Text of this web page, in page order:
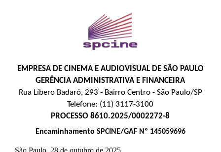
EMPRESA DE CINEMA E AUDIOVISUAL DE SÃO PAULO
GERÊNCIA ADMINISTRATIVA E FINANCEIRA
Rua Líbero Badaró, 293 - Bairro Centro - São Paulo/SP
Telefone: (11) 3117-3100
PROCESSO 8610.2025/0002272-8
Encaminhamento SPCINE/GAF Nº 145059696
São Paulo, 28 de outubro de 2025.